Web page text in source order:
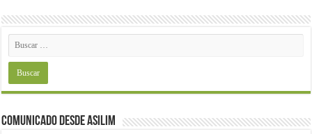
Comunicado desde Asilim